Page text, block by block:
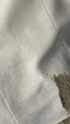
našeho klubu
na váš